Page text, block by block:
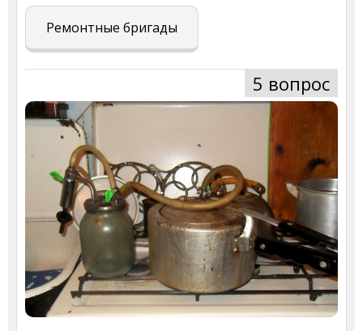
Ремонтные бригады
5 вопрос